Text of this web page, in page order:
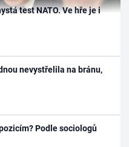
test NATO. Ve hře je i
nevystřelila na bránu,
Podle sociologů